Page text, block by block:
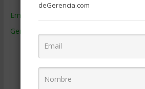
Empresas de Gerencia
Gerencia
Ciencias Económicas
Contabilidad(466)
Educacion Gerencial
deGerencia.com